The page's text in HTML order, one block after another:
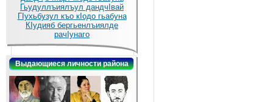
Гьудуллъиялъул дандчIвай
ГIухьбузул къо кIодо гьабуна
КIудияб бергьенлъиялде
рачIунаго
Выдающиеся личности района